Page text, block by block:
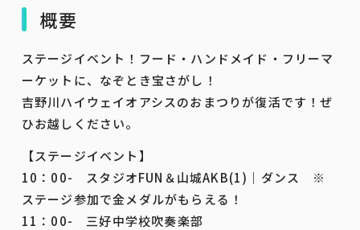
概要
ステージイベント！フード・ハンドメイド・フリーマ
ーケットに、なぞとき宝さがし！
吉野川ハイウェイオアシスのおまつりが復活です！ぜ
ひお越しください。
【ステージイベント】
10：00- スタジオFUN＆山城AKB(1)｜ダンス ※
ステージ参加で金メダルがもらえる！
11：00- 三好中学校吹奏楽部